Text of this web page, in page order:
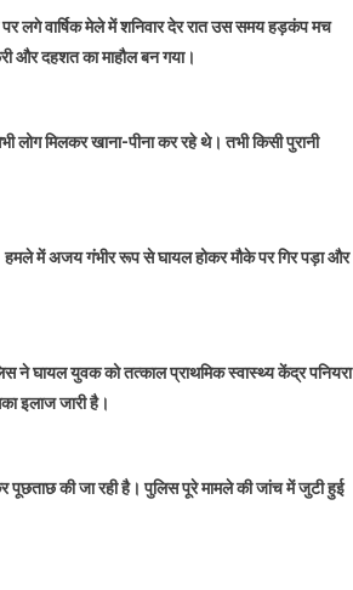
पर लगे वार्षिक मेले में शनिवार देर रात उस समय हड़कंप मच
और दहशत का माहौल बन गया।
लोग मिलकर खाना-पीना कर रहे थे। तभी किसी पुरानी
हमले में अजय गंभीर रूप से घायल होकर मौके पर गिर पड़ा और
ने घायल युवक को तत्काल प्राथमिक स्वास्थ्य केंद्र पनियरा
इलाज जारी है।
पूछताछ की जा रही है। पुलिस पूरे मामले की जांच में जुटी हुई